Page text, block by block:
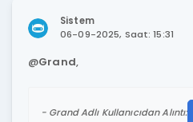
Sistem
06-09-2025, Saat: 15:31
@Grand,
Grand Adlı Kullanıcıdan Alıntı: